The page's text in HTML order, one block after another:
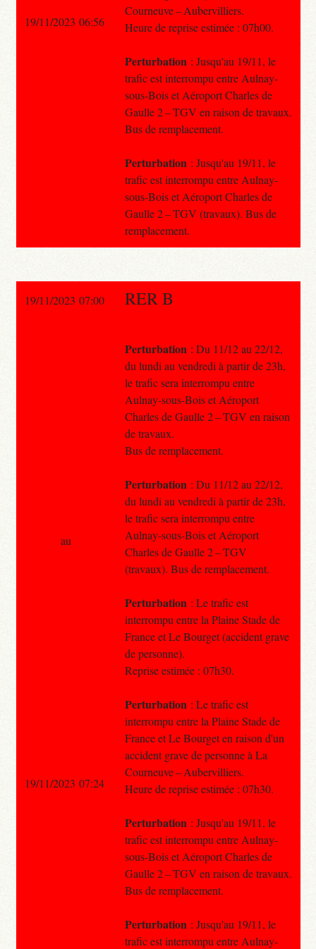
Courneuve – Aubervilliers.
Heure de reprise estimée : 07h00.
Perturbation : Jusqu'au 19/11, le
trafic est interrompu entre Aulnay-
sous-Bois et Aéroport Charles de
Gaulle 2 – TGV en raison de travaux.
Bus de remplacement.
Perturbation : Jusqu'au 19/11, le
trafic est interrompu entre Aulnay-
sous-Bois et Aéroport Charles de
Gaulle 2 – TGV (travaux). Bus de
remplacement.
19/11/2023 06:56
19/11/2023 07:00 RER B
Perturbation : Du 11/12 au 22/12,
du lundi au vendredi à partir de 23h,
le trafic sera interrompu entre
Aulnay-sous-Bois et Aéroport
Charles de Gaulle 2 – TGV en raison
de travaux.
Bus de remplacement.
Perturbation : Du 11/12 au 22/12,
du lundi au vendredi à partir de 23h,
le trafic sera interrompu entre
Aulnay-sous-Bois et Aéroport
Charles de Gaulle 2 – TGV
(travaux). Bus de remplacement.
Perturbation : Le trafic est
interrompu entre la Plaine Stade de
France et Le Bourget (accident grave
de personne).
Reprise estimée : 07h30.
Perturbation : Le trafic est
interrompu entre la Plaine Stade de
France et Le Bourget en raison d'un
accident grave de personne à La
Courneuve – Aubervilliers.
Heure de reprise estimée : 07h30.
Perturbation : Jusqu'au 19/11, le
trafic est interrompu entre Aulnay-
sous-Bois et Aéroport Charles de
Gaulle 2 – TGV en raison de travaux.
Bus de remplacement.
Perturbation : Jusqu'au 19/11, le
trafic est interrompu entre Aulnay-
au
19/11/2023 07:24